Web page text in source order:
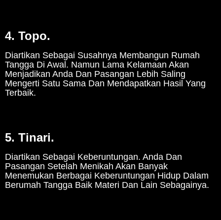
4. Topo.
Diartikan Sebagai Susahnya Membangun Rumah
Tangga Di Awal. Namun Lama Kelamaan Akan
Menjadikan Anda Dan Pasangan Lebih Saling
Mengerti Satu Sama Dan Mendapatkan Hasil Yang
Terbaik.
5. Tinari.
Diartikan Sebagai Keberuntungan. Anda Dan
Pasangan Setelah Menikah Akan Banyak
Menemukan Berbagai Keberuntungan Hidup Dalam
Berumah Tangga Baik Materi Dan Lain Sebagainya.